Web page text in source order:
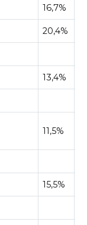
16,7%
20,4%
13,4%
11,5%
15,5%